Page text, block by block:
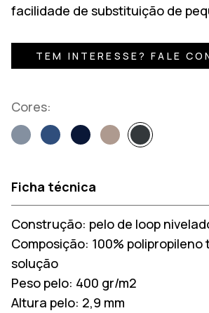
facilidade de substituição de
TEM INTERESSE? FALE
Cores:
Ficha técnica
Construção: pelo de loop
Composição: 100% polipropileno
solução
Peso pelo: 400 gr/m2
Altura pelo: 2,9 mm